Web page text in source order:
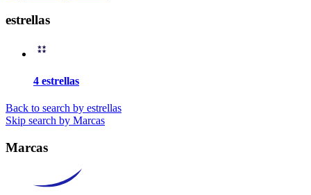
estrellas
4 estrellas
Back to search by estrellas
Skip search by Marcas
Marcas